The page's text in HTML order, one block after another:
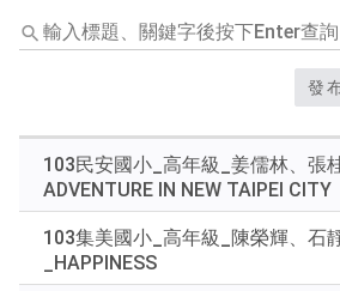
輸
入
Enter
發
103民安國小_高年級_姜儒林、張
ADVENTURE IN NEW TAIPEI CITY
103集美國小_高年級_陳榮輝、石
_HAPPINESS